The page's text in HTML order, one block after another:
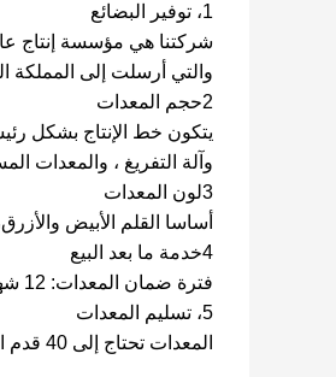
1، توفير البضائع
والتي أرسلت إلى المملكة
2حجم المعدات
يتكون خط الإنتاج بشكل
وآلة التفريغ ، والمعدات المساعدة ، طول
3لون المعدات
أساسا القلم الأبيض
4خدمة ما بعد البيع
فترة ضمان المعدات: 12 شهرًا ، مسؤولة عن تثبيت المعدات وإصلاح الأخطاء وقاعدة التدريب.
5، تسليم المعدات
المعدات تحتاج إلى 40 قدم ارتفاع السفينة عند النقل خارج البلاد ، محلية تحتاج إلى 9 أمتار ، 13 أمتار الشاحنات.